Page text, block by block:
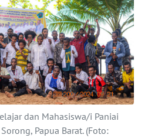
dan Mahasiswa/i Paniai
Papua Barat. (Foto: